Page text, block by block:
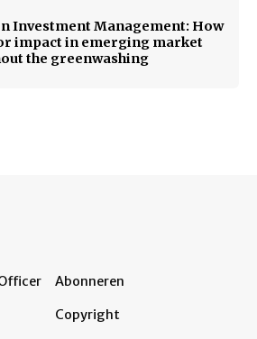
Investment Management: How
impact in emerging market
the greenwashing
Abonneren
Copyright